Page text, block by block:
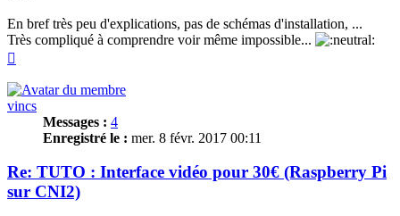
En bref très peu d'explications, pas de schémas d'installation, ...
Très compliqué à comprendre voir même impossible...
vincs
Messages : 4
Enregistré le : mer. 8 févr. 2017 00:11
Re: TUTO : Interface vidéo pour 30€ (Raspberry Pi
sur CNI2)